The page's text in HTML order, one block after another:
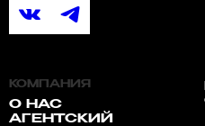
КОМПАНИЯ
О НАС
АГЕНТСКИЙ